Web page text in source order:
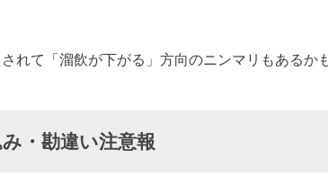
れて「溜飲が下がる」方向のニンマリもあるか
・勘違い注意報